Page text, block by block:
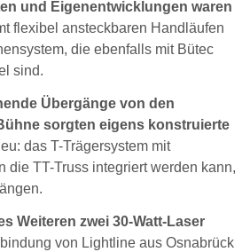
und Eigenentwicklungen waren
flexibel ansteckbaren Handläufen
die ebenfalls mit Bütec
sind.
Übergänge von den
sorgten eigens konstruierte
das T-Trägersystem mit
die TT-Truss integriert werden kann,
Weiteren zwei 30-Watt-Laser
von Lightline aus Osnabrück